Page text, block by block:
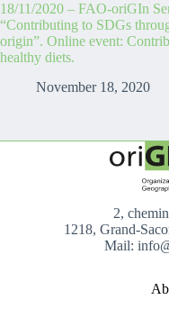
18/11/2020 – FAO-oriGIn
“Contributing to SDGs
origin”. Online event:
healthy diets.
November 18, 2020
2,
1218, Grand-
Mail: